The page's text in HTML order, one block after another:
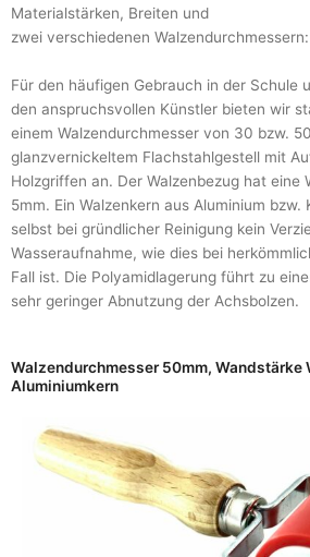
Materialstärken, Breiten und
zwei verschiedenen Walzendurchmessern:
Für den häufigen Gebrauch in der Schule
den anspruchsvollen Künstler bieten wir
einem Walzendurchmesser von 30 bzw.
glanzvernickeltem Flachstahlgestell mit
Holzgriffen an. Der Walzenbezug hat eine
5mm. Ein Walzenkern aus Aluminium
selbst bei gründlicher Reinigung kein
Wasseraufnahme, wie dies bei
Fall ist. Die Polyamidlagerung führt zu
sehr geringer Abnutzung der Achsbolzen.
Walzendurchmesser 50mm, Wandstärke
Aluminiumkern